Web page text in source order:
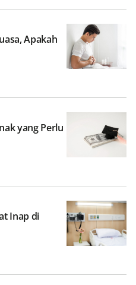
Apakah
yang Perlu
Inap di